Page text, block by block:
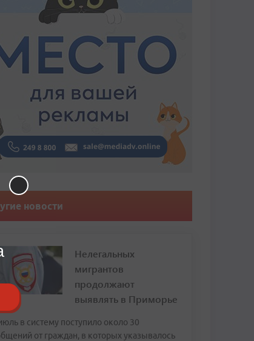
новости
Нелегальных
мигрантов
продолжают
выявлять в Приморье
в систему поступило около 30
от граждан, в которых указывалось